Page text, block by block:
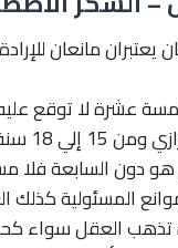
يعتبران مانعان
عشرة لا توقع
يوقع
دون السابعة فلا
المسئولية كذلك
تذهب العقل سواء